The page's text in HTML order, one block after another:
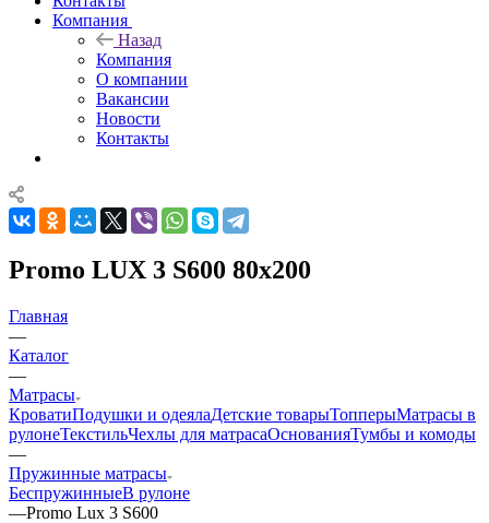
Компания
Назад
Компания
О компании
Вакансии
Новости
Контакты
Promo LUX 3 S600 80x200
Главная
—
Каталог
—
Матрасы
КроватиПодушки и одеялаДетские товарыТопперыМатрасы в
рулонеТекстильЧехлы для матрасаОснованияТумбы и комоды
—
Пружинные матрасы
БеспружинныеВ рулоне
—Promo Lux 3 S600